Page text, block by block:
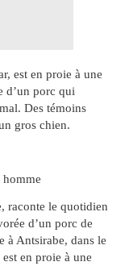
est en proie à une
d’un porc qui
Des témoins
gros chien.
raconte le quotidien
d’un porc de
à Antsirabe, dans le
en proie à une